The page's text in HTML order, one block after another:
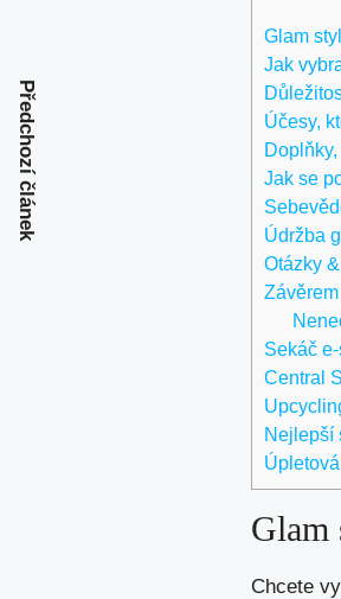
Glam
Jak
Účesy,
Jak se
Údržba
Otázky
Závěrem
Sekáč
Central
Nejlepší
Glam
Chcete
Předchozí článek